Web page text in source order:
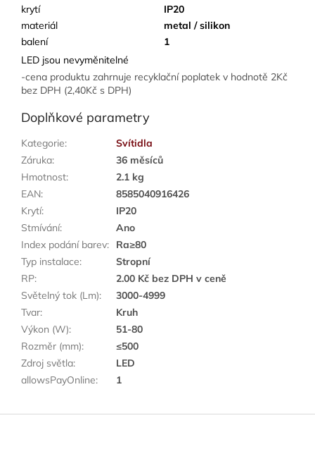
krytí
IP20
materiál
metal / silikon
balení
1
LED jsou nevyměnitelné
-cena produktu zahrnuje recyklační poplatek v hodnotě 2Kč
bez DPH (2,40Kč s DPH)
Doplňkové parametry
Kategorie:
Svítidla
Záruka:
36 měsíců
Hmotnost:
2.1 kg
EAN:
8585040916426
Krytí:
IP20
Stmívání:
Ano
Index podání barev:
Ra≥80
Typ instalace:
Stropní
RP:
2.00 Kč bez DPH v ceně
Světelný tok (Lm):
3000-4999
Tvar:
Kruh
Výkon (W):
51-80
Rozměr (mm):
≤500
Zdroj světla:
LED
allowsPayOnline: 1